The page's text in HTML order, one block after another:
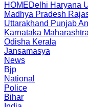
HOMEDelhi Haryana
Madhya Pradesh
Uttarakhand Punjab
Karnataka Maharashtra
Odisha Kerala
Jansamasya
News
Bjp
National
Police
Bihar